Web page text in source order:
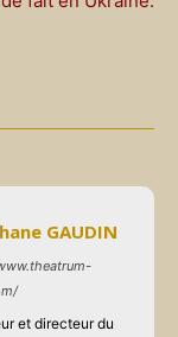
GAUDIN
et directeur du